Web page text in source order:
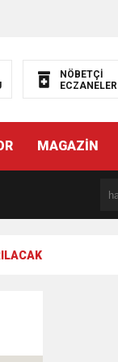
NÖBETÇİ
ECZANELER
MAGAZİN